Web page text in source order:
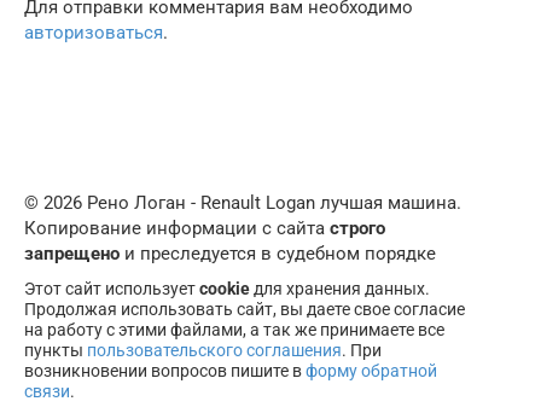
Для отправки комментария вам необходимо
авторизоваться.
© 2026 Рено Логан - Renault Logan лучшая машина.
Копирование информации с сайта строго
запрещено и преследуется в судебном порядке
Этот сайт используетcookie для хранения данных.
Продолжая использовать сайт, вы даете свое согласие
на работу с этими файлами, а так же принимаете все
пункты пользовательского соглашения. При
возникновении вопросов пишите вформу обратной
связи.